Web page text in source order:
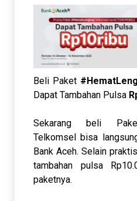
Beli Paket
Dapat Tambahan Pulsa
Sekarang beli
Telkomsel bisa
Bank Aceh. Selain
tambahan pulsa
paketnya.